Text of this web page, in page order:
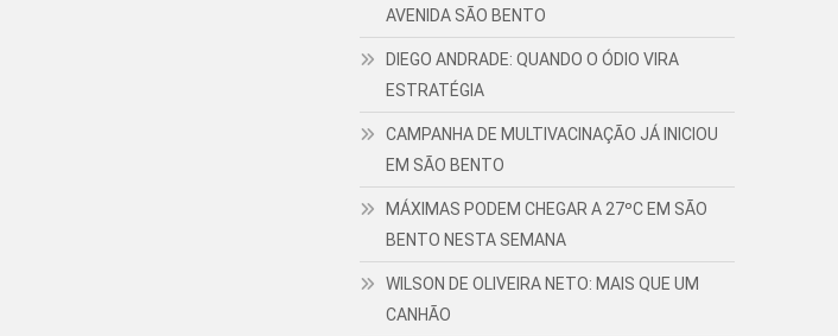
AVENIDA SÃO BENTO
DIEGO ANDRADE: QUANDO O ÓDIO VIRA
ESTRATÉGIA
CAMPANHA DE MULTIVACINAÇÃO JÁ INICIOU
EM SÃO BENTO
MÁXIMAS PODEM CHEGAR A 27ºC EM SÃO
BENTO NESTA SEMANA
WILSON DE OLIVEIRA NETO: MAIS QUE UM
CANHÃO